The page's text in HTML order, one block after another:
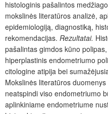
histologinis pašalintos
mokslinės literatūros analizė,
epidemiologiją, diagnostiką,
rekomendacijas. Rezultatai.
pašalintas gimdos kūno
hiperplastinis endometriumo
citologine atipija bei
Mokslinės literatūros
neatspindi viso endometriumo
aplinkiniame endometriume